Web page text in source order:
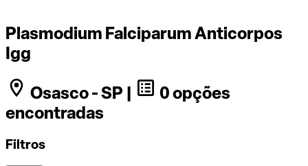
Plasmodium Falciparum Anticorpos
Igg
Osasco - SP |
0 opções
encontradas
Filtros